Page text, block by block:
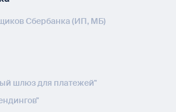
Сбербанка (ИП, МБ)
шлюз для платежей"